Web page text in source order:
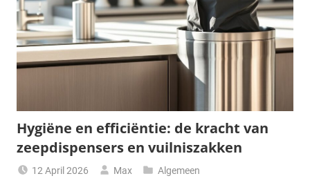
Hygiëne en efficiëntie: de kracht van
zeepdispensers en vuilniszakken
12 April 2026 Max Algemeen